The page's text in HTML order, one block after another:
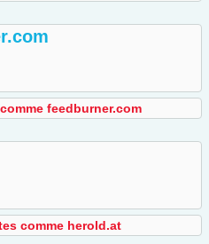
feedburner.com
comme herold.at